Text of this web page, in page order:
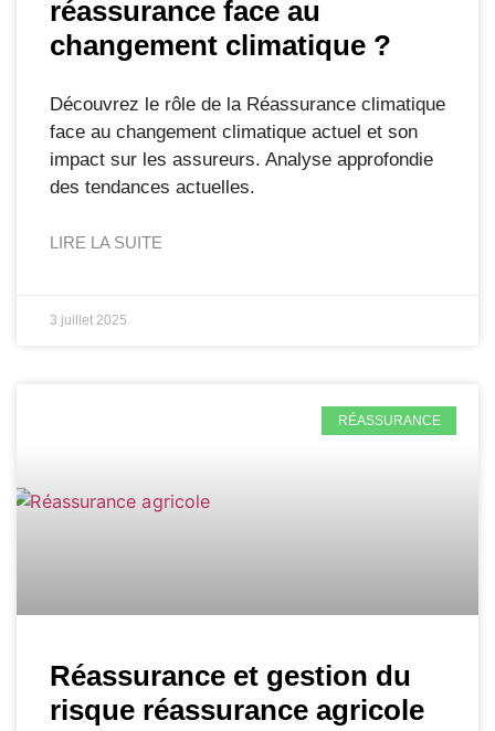
réassurance face au
changement climatique ?
Découvrez le rôle de la Réassurance climatique
face au changement climatique actuel et son
impact sur les assureurs. Analyse approfondie
des tendances actuelles.
LIRE LA SUITE
3 juillet 2025
RÉASSURANCE
Réassurance et gestion du
risque réassurance agricole